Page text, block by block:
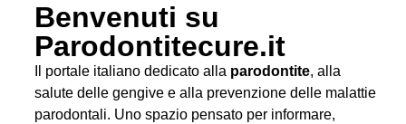
Benvenuti su
Parodontitecure.it
Il portale italiano dedicato alla parodontite, alla
salute delle gengive e alla prevenzione delle malattie
parodontali. Uno spazio pensato per informare,